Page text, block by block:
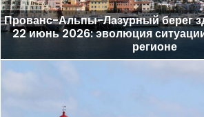
Прованс-Альпы-Лазурный берег
22 июнь 2026: эволюция
регионе